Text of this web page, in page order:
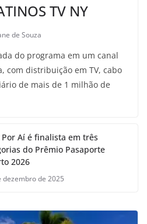
TV NY
de Souza
do programa em um canal
com distribuição em TV, cabo
de mais de 1 milhão de
Aí é finalista em três
do Prêmio Pasaporte
2026
dezembro de 2025